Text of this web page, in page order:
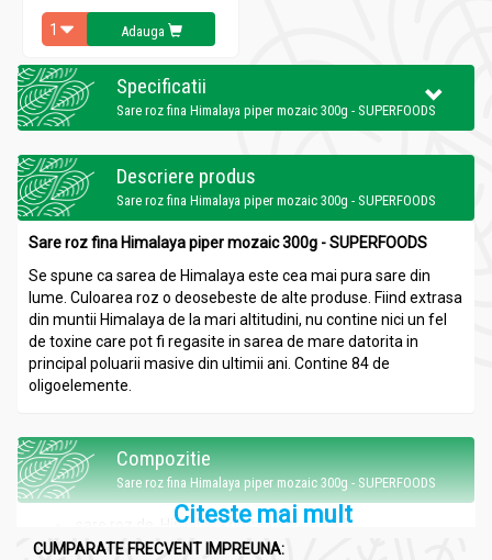
Adauga
Specificatii
Sare roz fina Himalaya piper mozaic 300g - SUPERFOODS
Descriere produs
Sare roz fina Himalaya piper mozaic 300g - SUPERFOODS
Sare roz fina Himalaya piper mozaic 300g - SUPERFOODS
Se spune ca sarea de Himalaya este cea mai pura sare din
lume. Culoarea roz o deosebeste de alte produse. Fiind extrasa
din muntii Himalaya de la mari altitudini, nu contine nici un fel
de toxine care pot fi regasite in sarea de mare datorita in
principal poluarii masive din ultimii ani. Contine 84 de
oligoelemente.
Compozitie
Sare roz fina Himalaya piper mozaic 300g - SUPERFOODS
sare roz de Himalaya grunjoasa - 87.5 %
piper - 12,5%( piper negru,alb,rosu
Citeste mai mult
CUMPARATE FRECVENT IMPREUNA: